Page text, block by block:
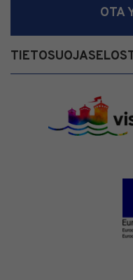
OTA